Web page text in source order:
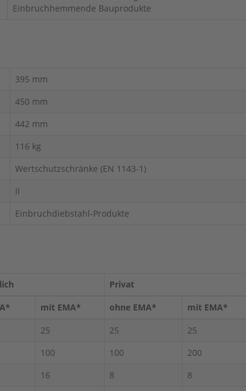
Einbruchhemmende Bauprodukte
395 mm
450 mm
442 mm
116 kg
Wertschutzschränke (EN 1143-1)
II
Einbruchdiebstahl-Produkte
Privat
mit EMA* ohne EMA*
mit EMA*
25 25
25
100 100
200
16 8
8